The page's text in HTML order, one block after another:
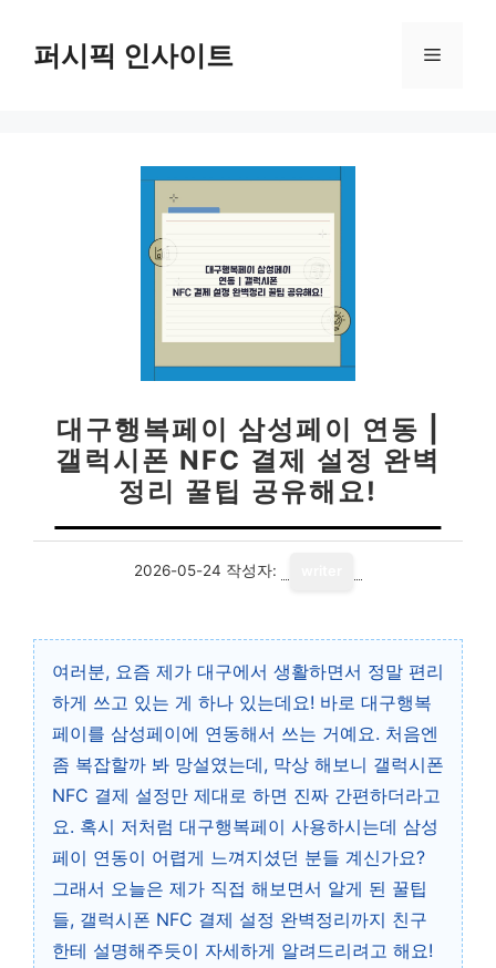
퍼시픽 인사이트 메
대구행복페이 삼성페이 연동 |
갤럭시폰 NFC 결제 설정 완벽
정리 꿀팁 공유해요!
2026-05-24 작성자:
여러분, 요즘 제가 대구에서 생활하면서 정말 편리
하게 쓰고 있는 게 하나 있는데요! 바로 대구행복
페이를 삼성페이에 연동해서 쓰는 거예요. 처음엔
좀 복잡할까 봐 망설였는데, 막상 해보니 갤럭시폰
NFC 결제 설정만 제대로 하면 진짜 간편하더라고
요. 혹시 저처럼 대구행복페이 사용하시는데 삼성
페이 연동이 어렵게 느껴지셨던 분들 계신가요?
그래서 오늘은 제가 직접 해보면서 알게 된 꿀팁
들, 갤럭시폰 NFC 결제 설정 완벽정리까지 친구
한테 설명해주듯이 자세하게 알려드리려고 해요!